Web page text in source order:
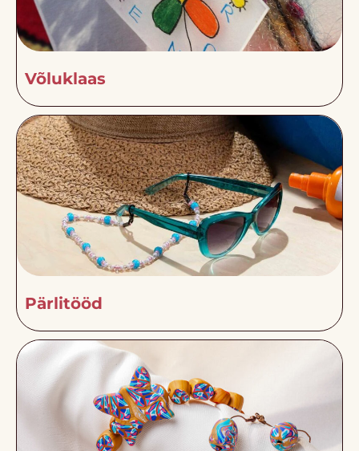
Võluklaas
Pärlitööd